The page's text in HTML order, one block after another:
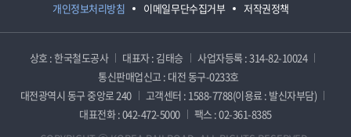
개인정보처리방침 이메일무단수집거부 저작권정책
상호 : 한국철도공사 대표자 : 김태승
사업자등록 : 314-82-10024
통신판매업신고 : 대전 동구-0233호
대전광역시 동구 중앙로 240
고객센터 : 1588-7788(이용료 : 발신자부담)
대표전화 : 042-472-5000
팩스 : 02-361-8385